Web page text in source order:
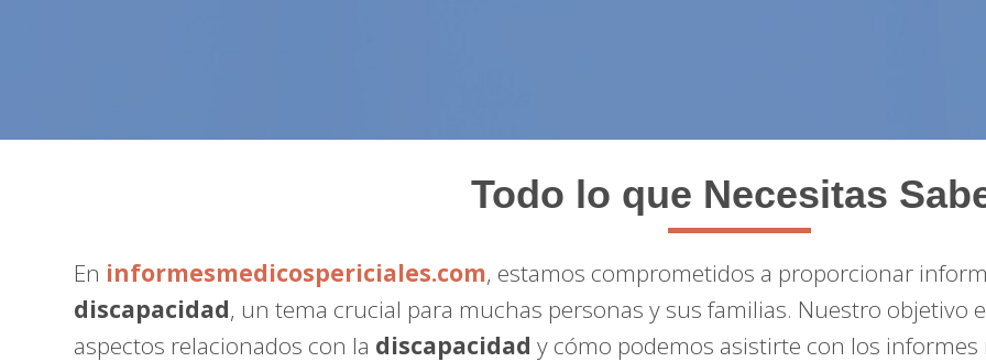
Todo lo que Necesitas
En informesmedicospericiales.com, estamos comprometidos a proporcionar
discapacidad, un tema crucial para muchas personas y sus familias. Nuestro objetivo
aspectos relacionados con la discapacidady cómo podemos asistirte con los